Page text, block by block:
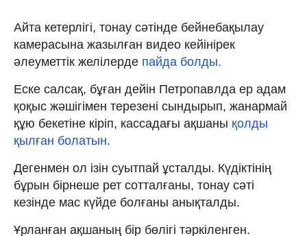
Айта кетерлігі, тонау сәтінде бейнебақылау
камерасына жазылған видео кейінірек
әлеуметтік желілерде пайда болды.
Еске салсақ, бұған дейін Петропавлда ер адам
қоқыс жәшігімен терезені сындырып, жанармай
құю бекетіне кіріп, кассадағы ақшаны қолды
қылған болатын.
Дегенмен ол ізін суытпай ұсталды. Күдіктінің
бұрын бірнеше рет сотталғаны, тонау сәті
кезінде мас күйде болғаны анықталды.
Ұрланған ақшаның бір бөлігі тәркіленген.